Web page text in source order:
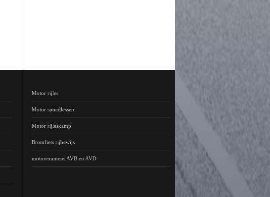
Motor rijles
Motor spoedlessen
Motor rijleskamp
Bromfiets rijbewijs
motorexamens AVB en AVD